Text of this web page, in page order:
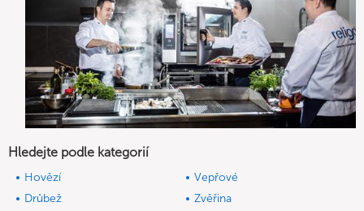
Hledejte podle kategorií
Hovězí
Vepřové
Drůbež
Zvěřina